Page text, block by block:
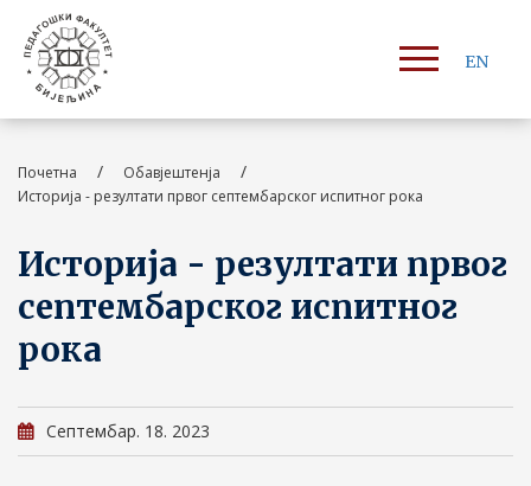
EN
Почетна / Обавјештенја /
Историја - резултати првог септембарског испитног рока
Историја - резултати првог
септембарског испитног
рока
Септембар. 18. 2023